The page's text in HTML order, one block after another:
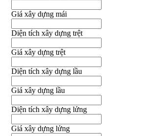
Giá xây dựng mái
Diện tích xây dựng trệt
Giá xây dựng trệt
Diện tích xây dựng lầu
Giá xây dựng lầu
Diện tích xây dựng lửng
Giá xây dựng lửng